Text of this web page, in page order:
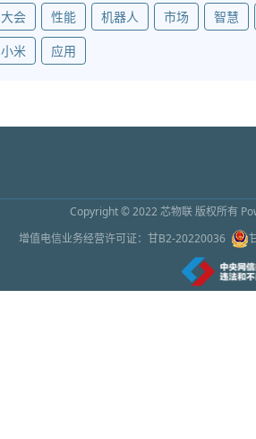
大会
性能 机器人 市场
智慧
小米
应用
Copyright © 2022 芯物联版权所有
增值电信业务经营许可证： 甘B2-20220036